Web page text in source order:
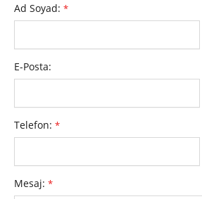
Ad Soyad: *
E-Posta:
Telefon: *
Mesaj: *